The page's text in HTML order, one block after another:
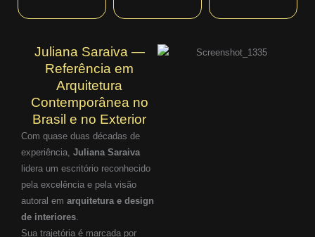
Juliana Saraiva —
Referência em
Arquitetura
Contemporânea no
Brasil e no Exterior
Com quase duas décadas de
experiência, Juliana Saraiva
lidera um escritório reconhecido
pela excelência e pela visão
autoral em arquitetura e design
de interiores.
Sua trajetória é marcada por